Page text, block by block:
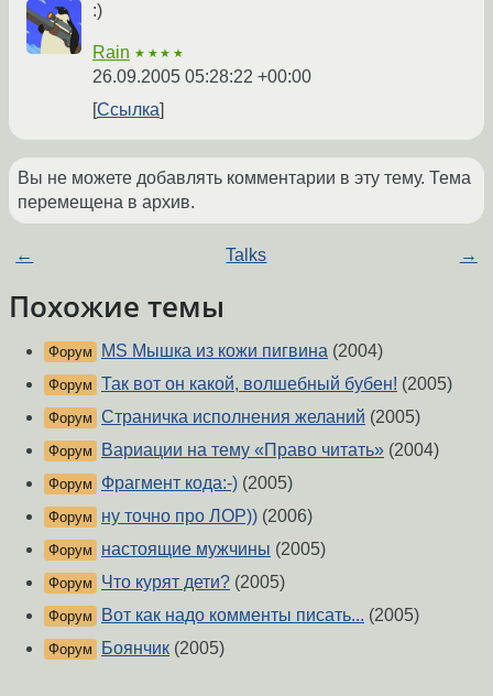
:)
Rain ★★★★
26.09.2005 05:28:22 +00:00
Ссылка
Вы не можете добавлять комментарии в эту тему. Тема
перемещена в архив.
← Talks →
Похожие темы
Форум MS Мышка из кожи пигвина (2004)
Форум Так вот он какой, волшебный бубен! (2005)
Форум Страничка исполнения желаний (2005)
Форум Вариации на тему «Право читать» (2004)
Форум Фрагмент кода:-) (2005)
Форум ну точно про ЛОР)) (2006)
Форум настоящие мужчины (2005)
Форум Что курят дети? (2005)
Форум Вот как надо комменты писать... (2005)
Форум Боянчик (2005)